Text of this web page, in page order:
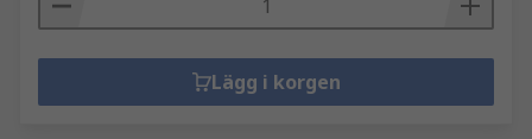
Lägg i korgen